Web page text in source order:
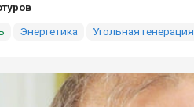
Энергетика Угольная генерация